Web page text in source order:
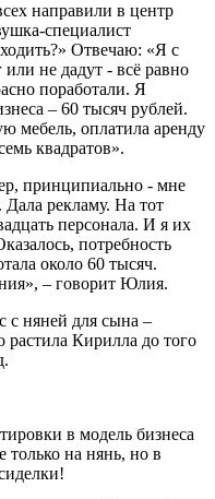
направили в центр
специалист
Отвечаю: «Я с
не дадут - всё равно
поработали. Я
– 60 тысяч рублей.
мебель, оплатила аренду
квадратов».
принципиально - мне
Дала рекламу. На тот
персонала. И я их
потребность
около 60 тысяч.
– говорит Юлия.
с няней для сына –
растила Кирилла до того
в модель бизнеса
только на нянь, но в